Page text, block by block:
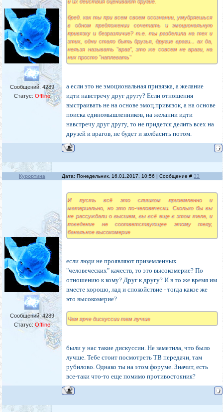
Сообщений: 4289
Статус: Offline
бред. как ты при всем своем осознании, умудряешься
в одном предложении сочетать и эмоциональную
привязку и безразличие? т.е. ты разделила на тех и
этих, одни стало быть друзья, другие враги... ах да,
нельзя называть "враг", это же совсем не враги, на
них просто "наплевать"
а если это не эмоциональная привязка, а желание
идти навстречу друг другу? Если отношения
выстраивать не на основе эмоц.привязок, а на основе
поиска единомышленников, на желании идти
навстречу друг другу, то не придется делить всех на
друзей и врагов, не будет и колбасить потом.
Курортина Дата: Понедельник, 16.01.2017, 10:56 | Сообщение #33
Сообщений:4289
Статус:Offline
И пусть всё это слишком приземленно и
материально, но это по-человечески. Сколько бы вы
не рассуждали о высшем, вы всё еще в этом теле, и
поведение не соответствующее этому телу,
банальное высокомерие
если люди не проявляют приземленных
"человеческих" качеств, то это высокомерие? По
отношению к кому? Друг к другу? И в то же время им
вместе хорошо, лад и спокойствие - тогда какое же
это высокомерие?
Чем ярче дискуссии тем лучше
были у нас такие дискуссии. Не заметила, что было
лучше. Тебе стоит посмотреть ТВ передачи, там
рубилово. Однако ты на этом форуме. Значит, есть
все-таки что-то еще помимо противостояния?